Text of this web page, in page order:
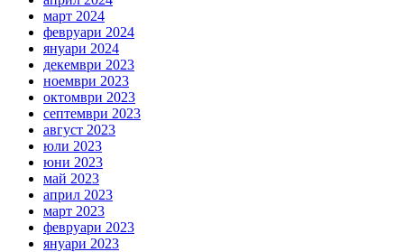
март 2024
февруари 2024
януари 2024
декември 2023
ноември 2023
октомври 2023
септември 2023
август 2023
юли 2023
юни 2023
май 2023
април 2023
март 2023
февруари 2023
януари 2023